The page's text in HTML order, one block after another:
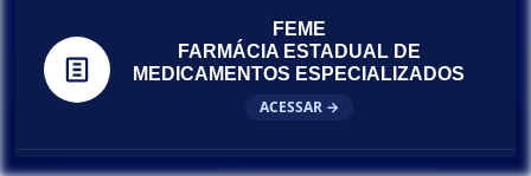
FEME
FARMÁCIA ESTADUAL DE
MEDICAMENTOS ESPECIALIZADOS
ACESSAR →